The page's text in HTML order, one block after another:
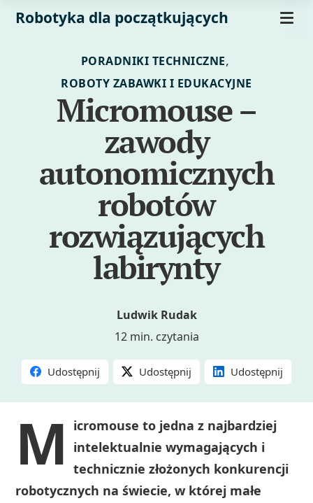
Robotyka dla początkujących
PORADNIKI TECHNICZNE,
ROBOTY ZABAWKI I EDUKACYJNE
Micromouse –
zawody
autonomicznych
robotów
rozwiązujących
labirynty
Ludwik Rudak
12 min. czytania
Udostępnij Udostępnij Udostępnij
M
icromouse to jedna z najbardziej
intelektualnie wymagających i
technicznie złożonych konkurencji
robotycznych na świecie, w której małe